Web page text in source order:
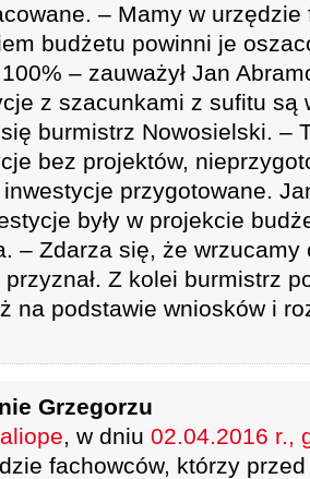
– Mamy w urzędzie
budżetu powinni je
– zauważył Jan
z szacunkami z sufitu są
burmistrz Nowosielski. –
bez projektów,
przygotowane.
były w projekcie
– Zdarza się, że
Z kolei burmistrz
na podstawie wniosków i
Grzegorzu
, w dniu 02.04.2016 r.,
fachowców, którzy